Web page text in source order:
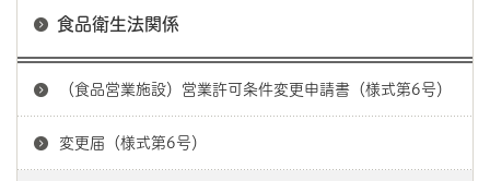
食品衛生法関係
（食品営業施設）営業許可条件変更申請書（様式第6号）
変更届（様式第6号）